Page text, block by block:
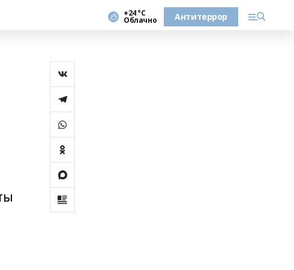
+24 °С
Облачно Антитеррор